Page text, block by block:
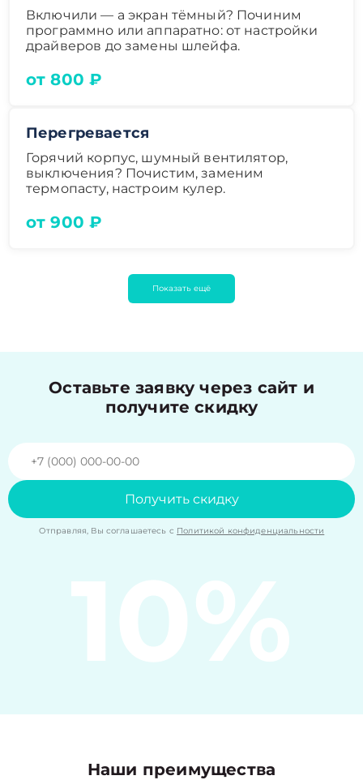
Включили — а экран тёмный? Починим
программно или аппаратно: от настройки
драйверов до замены шлейфа.
от 800 ₽
Перегревается
Горячий корпус, шумный вентилятор,
выключения? Почистим, заменим
термопасту, настроим кулер.
от 900 ₽
Показать ещё
Оставьте заявку через сайт и
получите скидку
Получить скидку
Отправляя, Вы соглашаетесь с Политикой конфиденциальности
10%
Наши преимущества